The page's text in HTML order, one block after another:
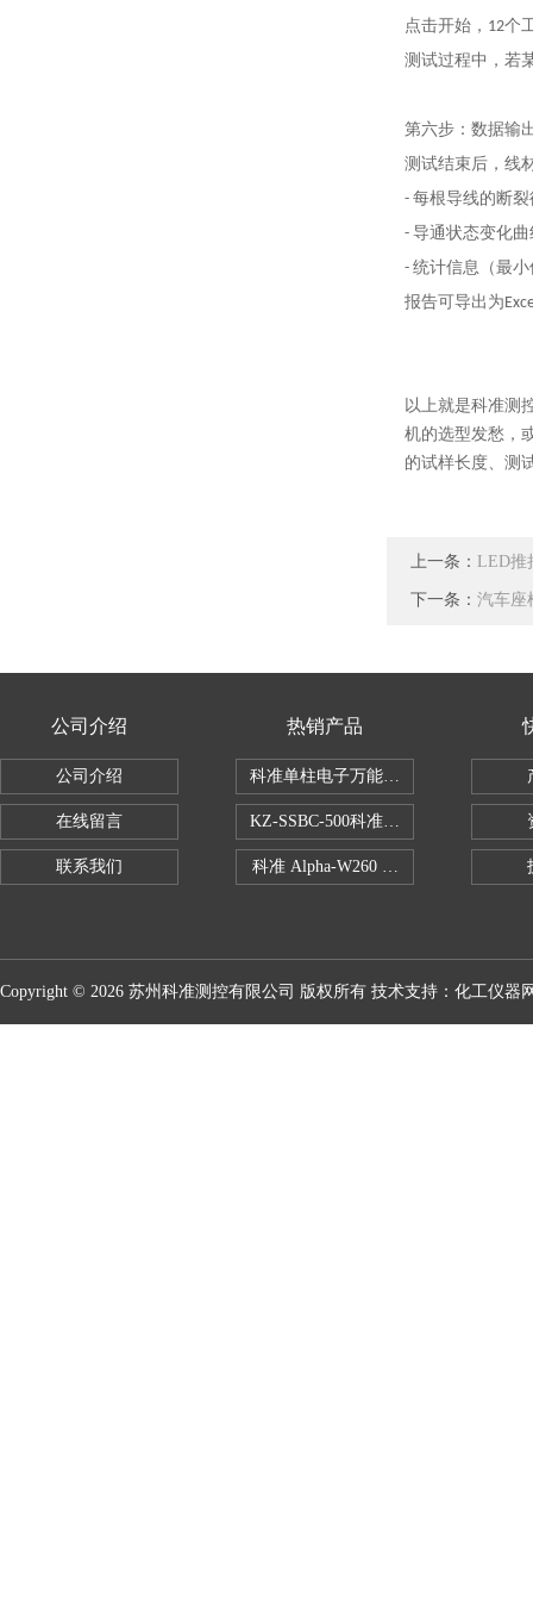
点击开始，12个
测试过程中，若
第六步：数据输
测试结束后，线
- 每根导线的断
- 导通状态变化曲
- 统计信息（最
报告可导出为
以上就是科准测
机的选型发愁，
的试样长度、测
上一条： LED推
下一条： 汽车座
公司介绍
公司介绍
在线留言
联系我们
热销产品
科准单柱电子万能拉力机KZ-SSBC-500
KZ-SSBC-500科准单柱电子万能试验
科准 Alpha-W260 半导体全自动推拉
Copyright © 2026 苏州科准测控有限公司 版权所有 技术支持： 化工仪器